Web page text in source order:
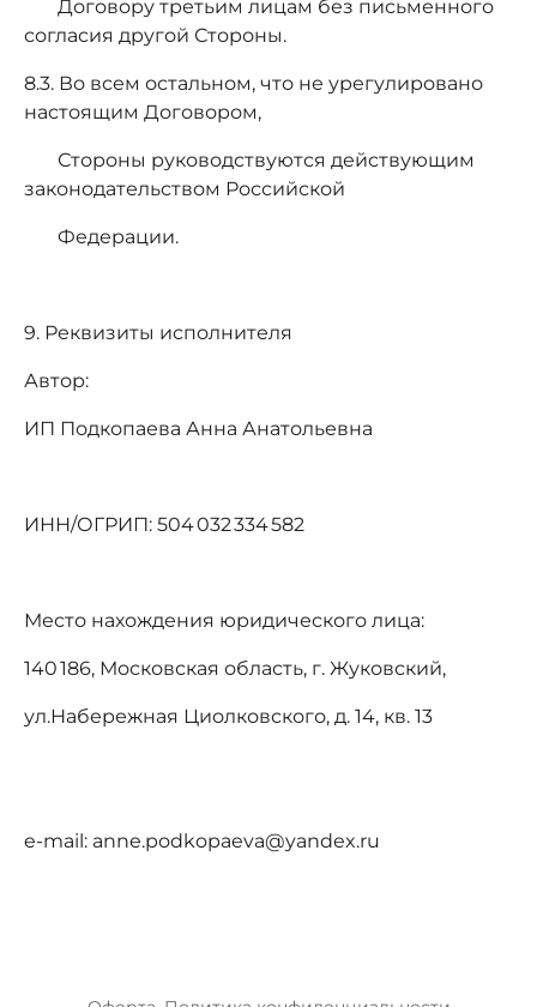
Договору третьим лицам без письменного
согласия другой Стороны.
8.3. Во всем остальном, что не урегулировано
настоящим Договором,
Стороны руководствуются действующим
законодательством Российской
Федерации.
9. Реквизиты исполнителя
Автор:
ИП Подкопаева Анна Анатольевна
ИНН/ОГРИП: 504 032 334 582
Место нахождения юридического лица:
140 186, Московская область, г. Жуковский,
ул.Набережная Циолковского, д. 14, кв. 13
e-mail: anne.podkopaeva@yandex.ru